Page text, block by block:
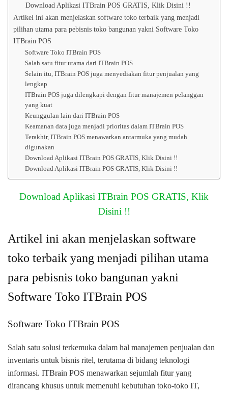
Download Aplikasi ITBrain POS GRATIS, Klik Disini !!
Artikel ini akan menjelaskan software toko terbaik yang menjadi
pilihan utama para pebisnis toko bangunan yakni Software Toko
ITBrain POS
Software Toko ITBrain POS
Salah satu fitur utama dari ITBrain POS
Selain itu, ITBrain POS juga menyediakan fitur penjualan yang
lengkap
ITBrain POS juga dilengkapi dengan fitur manajemen pelanggan
yang kuat
Keunggulan lain dari ITBrain POS
Keamanan data juga menjadi prioritas dalam ITBrain POS
Terakhir, ITBrain POS menawarkan antarmuka yang mudah
digunakan
Download Aplikasi ITBrain POS GRATIS, Klik Disini !!
Download Aplikasi ITBrain POS GRATIS, Klik Disini !!
Download Aplikasi ITBrain POS GRATIS, Klik
Disini !!
Artikel ini akan menjelaskan software
toko terbaik yang menjadi pilihan utama
para pebisnis toko bangunan yakni
Software Toko ITBrain POS
Software Toko ITBrain POS
Salah satu solusi terkemuka dalam hal manajemen penjualan dan
inventaris untuk bisnis ritel, terutama di bidang teknologi
informasi. ITBrain POS menawarkan sejumlah fitur yang
dirancang khusus untuk memenuhi kebutuhan toko-toko IT,